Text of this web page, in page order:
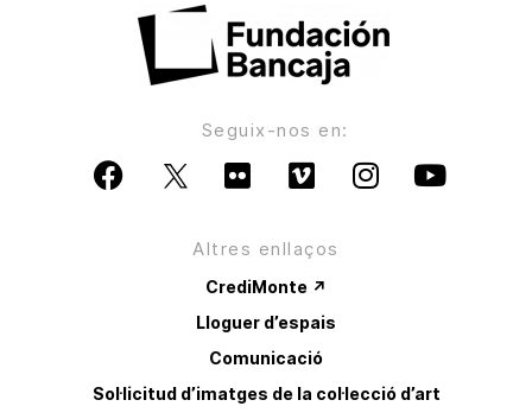
Seguix-nos en:
Altres enllaços
CrediMonte ↗
Lloguer d’espais
Comunicació
Sol·licitud d’imatges de la col·lecció d’art